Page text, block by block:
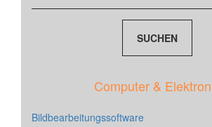
Computer &
Bildbearbeitungssoftware